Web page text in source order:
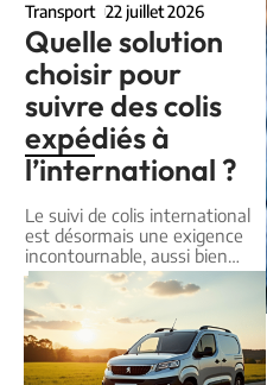
Transport 22 juillet 2026
Quelle solution
choisir pour
suivre des colis
expédiés à
l’international ?
Le suivi de colis international
est désormais une exigence
incontournable, aussi bien…